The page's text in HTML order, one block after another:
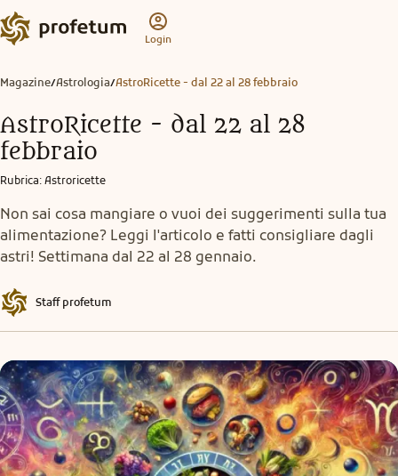
Login
Magazine/Astrologia/AstroRicette - dal 22 al 28 febbraio
AstroRicette - dal 22 al 28
febbraio
Rubrica: Astroricette
Non sai cosa mangiare o vuoi dei suggerimenti sulla tua
alimentazione? Leggi l'articolo e fatti consigliare dagli
astri! Settimana dal 22 al 28 gennaio.
Staff profetum